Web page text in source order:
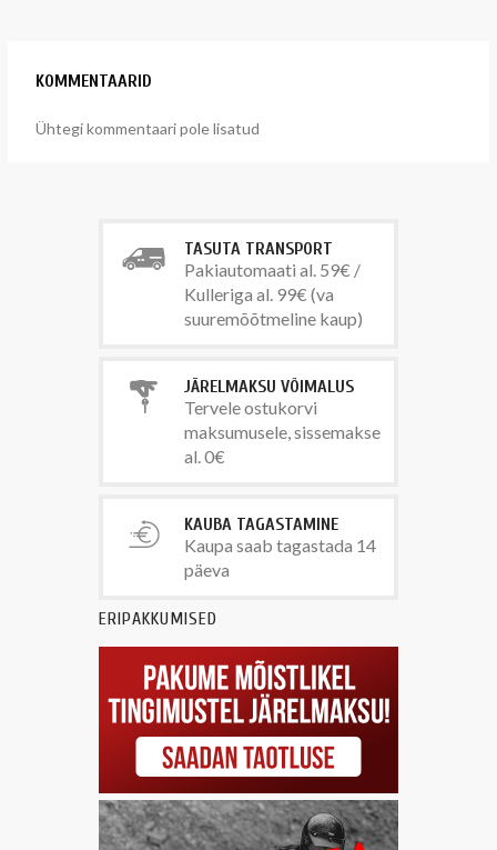
KOMMENTAARID
Ühtegi kommentaari pole lisatud
TASUTA TRANSPORT
Pakiautomaati al. 59€ /
Kulleriga al. 99€ (va
suuremõõtmeline kaup)
JÄRELMAKSU VÕIMALUS
Tervele ostukorvi
maksumusele, sissemakse
al. 0€
KAUBA TAGASTAMINE
Kaupa saab tagastada 14
päeva
ERIPAKKUMISED